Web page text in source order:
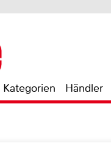
Kategorien Händler